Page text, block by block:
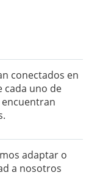
conectados en
cada uno de
adaptar o
a nosotros